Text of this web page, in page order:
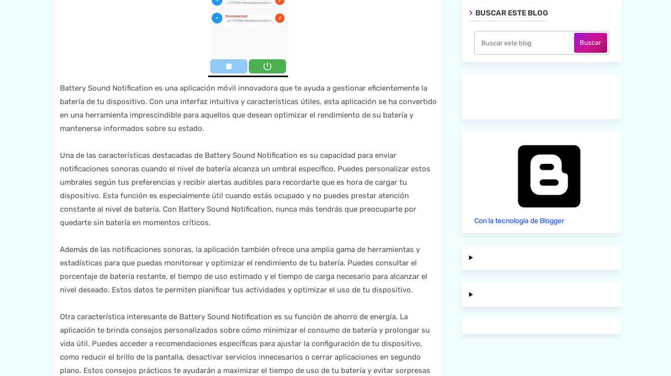
Battery Sound Notification es una aplicación móvil innovadora que te ayuda a gestionar eficientemente la
batería de tu dispositivo. Con una interfaz intuitiva y características útiles, esta aplicación se ha convertido
en una herramienta imprescindible para aquellos que desean optimizar el rendimiento de su batería y
mantenerse informados sobre su estado.
Una de las características destacadas de Battery Sound Notification es su capacidad para enviar
notificaciones sonoras cuando el nivel de batería alcanza un umbral específico. Puedes personalizar estos
umbrales según tus preferencias y recibir alertas audibles para recordarte que es hora de cargar tu
dispositivo. Esta función es especialmente útil cuando estás ocupado y no puedes prestar atención
constante al nivel de batería. Con Battery Sound Notification, nunca más tendrás que preocuparte por
quedarte sin batería en momentos críticos.
Además de las notificaciones sonoras, la aplicación también ofrece una amplia gama de herramientas y
estadísticas para que puedas monitorear y optimizar el rendimiento de tu batería. Puedes consultar el
porcentaje de batería restante, el tiempo de uso estimado y el tiempo de carga necesario para alcanzar el
nivel deseado. Estos datos te permiten planificar tus actividades y optimizar el uso de tu dispositivo.
Otra característica interesante de Battery Sound Notification es su función de ahorro de energía. La
aplicación te brinda consejos personalizados sobre cómo minimizar el consumo de batería y prolongar su
vida útil. Puedes acceder a recomendaciones específicas para ajustar la configuración de tu dispositivo,
como reducir el brillo de la pantalla, desactivar servicios innecesarios o cerrar aplicaciones en segundo
plano. Estos consejos prácticos te ayudarán a maximizar el tiempo de uso de tu batería y evitar sorpresas
BUSCAR ESTE BLOG
Con la tecnología de Blogger